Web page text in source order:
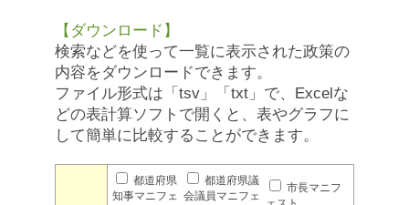
【ダウンロード】
検索などを使って一覧に表示された政策の
内容をダウンロードできます。
ファイル形式は「tsv」「txt」で、Excelな
どの表計算ソフトで開くと、表やグラフに
して簡単に比較することができます。
都道府県
知事マニフェ
都道府県議
会議員マニフェ
市長マニフ